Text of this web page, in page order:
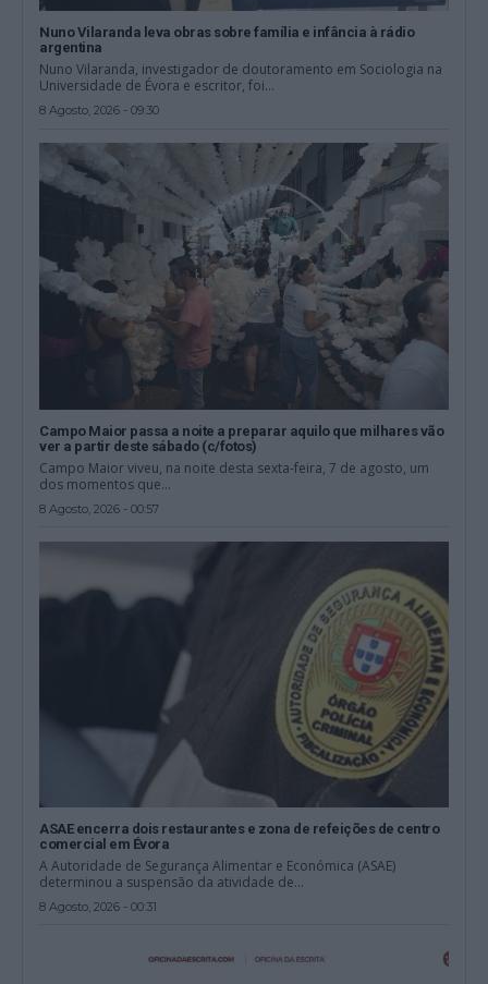
Nuno Vilaranda leva obras sobre família e infância à rádio
argentina
Nuno Vilaranda, investigador de doutoramento em Sociologia na
Universidade de Évora e escritor, foi...
8 Agosto, 2026 - 09:30
Campo Maior passa a noite a preparar aquilo que milhares vão
ver a partir deste sábado (c/fotos)
Campo Maior viveu, na noite desta sexta-feira, 7 de agosto, um
dos momentos que...
8 Agosto, 2026 - 00:57
ASAE encerra dois restaurantes e zona de refeições de centro
comercial em Évora
A Autoridade de Segurança Alimentar e Económica (ASAE)
determinou a suspensão da atividade de...
8 Agosto, 2026 - 00:31